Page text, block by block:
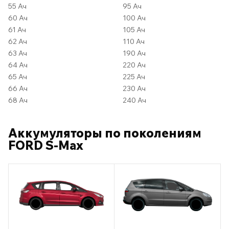
55 Ач
60 Ач
61 Ач
62 Ач
63 Ач
64 Ач
65 Ач
66 Ач
68 Ач
95 Ач
100 Ач
105 Ач
110 Ач
190 Ач
220 Ач
225 Ач
230 Ач
240 Ач
Аккумуляторы по поколениям
FORD S-Max